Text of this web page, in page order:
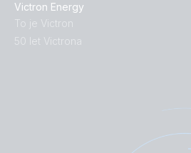
Victron Energy
To je Victron
50 let Victrona